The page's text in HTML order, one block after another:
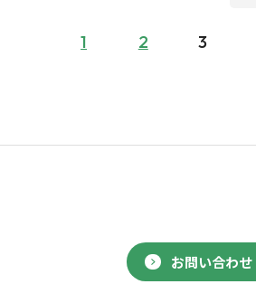
1 2 3
お問い合わせ